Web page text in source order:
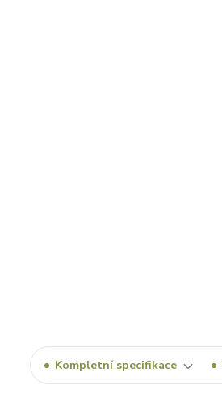
Kompletní specifikace